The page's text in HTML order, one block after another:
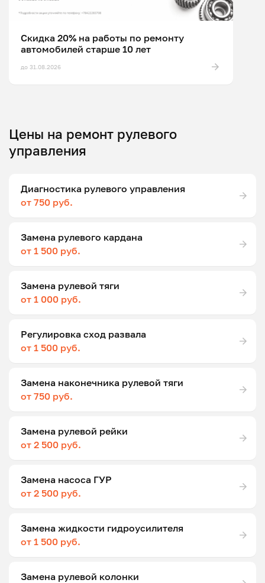
Скидка 20% на работы по ремонту
автомобилей старше 10 лет
до 31.08.2026
Цены на ремонт рулевого
управления
Диагностика рулевого управления
от 750 руб.
Замена рулевого кардана
от 1 500 руб.
Замена рулевой тяги
от 1 000 руб.
Регулировка сход развала
от 1 500 руб.
Замена наконечника рулевой тяги
от 750 руб.
Замена рулевой рейки
от 2 500 руб.
Замена насоса ГУР
от 2 500 руб.
Замена жидкости гидроусилителя
от 1 500 руб.
Замена рулевой колонки